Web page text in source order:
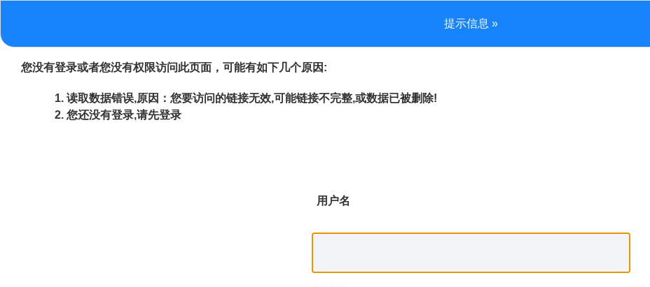
提示信息 »
您没有登录或者您没有权限访问此页面，可能有如下几个原因:
读取数据错误,原因：您要访问的链接无效,可能链接不完整,或数据已被删除!
您还没有登录,请先登录
用户名